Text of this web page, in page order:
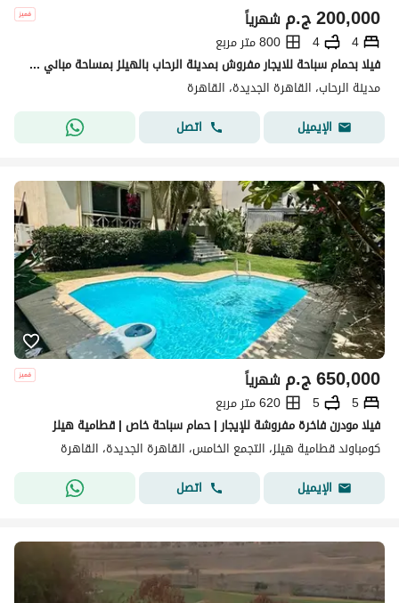
ج.م200,000 شهرياً
4
4
800 متر مربع
فيلا بحمام سباحة للايجار مفروش بمدينة الرحاب بالهيلز بمساحة مباني 300متر + 500متر حديقة تتكون من ( 4 غرف بحمام ماستر لكل غرفه ) الفيلا بموقع مميز جدا
مدينة الرحاب، القاهرة الجديدة، القاهرة
الإيميل
اتصل
ج.م650,000 شهرياً
5
5
620 متر مربع
فيلا مودرن فاخرة مفروشة للإيجار | حمام سباحة خاص | قطامية هيلز
كومباوند قطامية هيلز، التجمع الخامس، القاهرة الجديدة، القاهرة
الإيميل
اتصل